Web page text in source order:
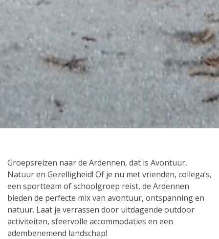
Groepsreizen naar de Ardennen, dat is Avontuur,
Natuur en Gezelligheid! Of je nu met vrienden, collega’s,
een sportteam of schoolgroep reist, de Ardennen
bieden de perfecte mix van avontuur, ontspanning en
natuur. Laat je verrassen door uitdagende outdoor
activiteiten, sfeervolle accommodaties en een
adembenemend landschap!